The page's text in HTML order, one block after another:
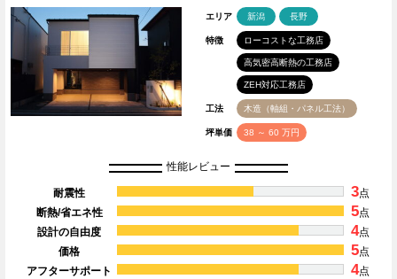
エリア 新潟 長野
特徴 ローコストな工務店
高気密高断熱の工務店
ZEH対応工務店
工法 木造（軸組・パネル工法）
坪単価 38 ～ 60 万円
性能レビュー
耐震性 3点
断熱/省エネ性
5点
設計の自由度
4点
価格
5点
アフターサポート
4点